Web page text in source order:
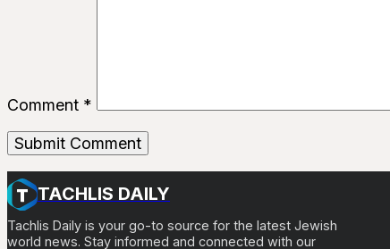
Comment *
TACHLIS DAILY
Tachlis Daily is your go-to source for the latest Jewish
world news. Stay informed and connected with our